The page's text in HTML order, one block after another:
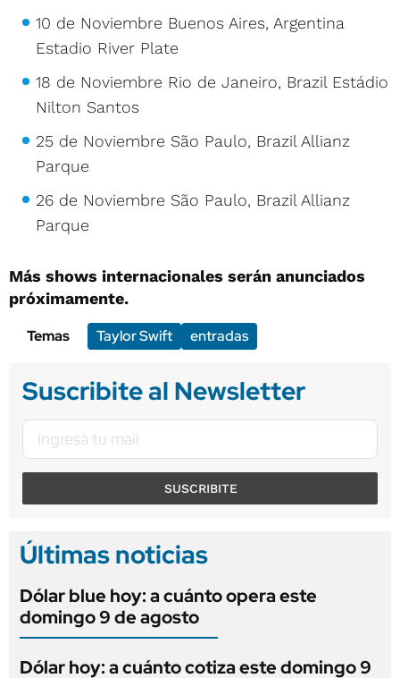
10 de Noviembre Buenos Aires, Argentina
Estadio River Plate
18 de Noviembre Rio de Janeiro, Brazil Estádio
Nilton Santos
25 de Noviembre São Paulo, Brazil Allianz
Parque
26 de Noviembre São Paulo, Brazil Allianz
Parque
Más shows internacionales serán anunciados
próximamente.
Temas
Taylor Swift entradas
Suscribite al Newsletter
SUSCRIBITE
Últimas noticias
Dólar blue hoy: a cuánto opera este
domingo 9 de agosto
Dólar hoy: a cuánto cotiza este domingo 9